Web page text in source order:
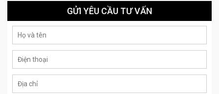
GỬI YÊU CẦU TƯ VẤN